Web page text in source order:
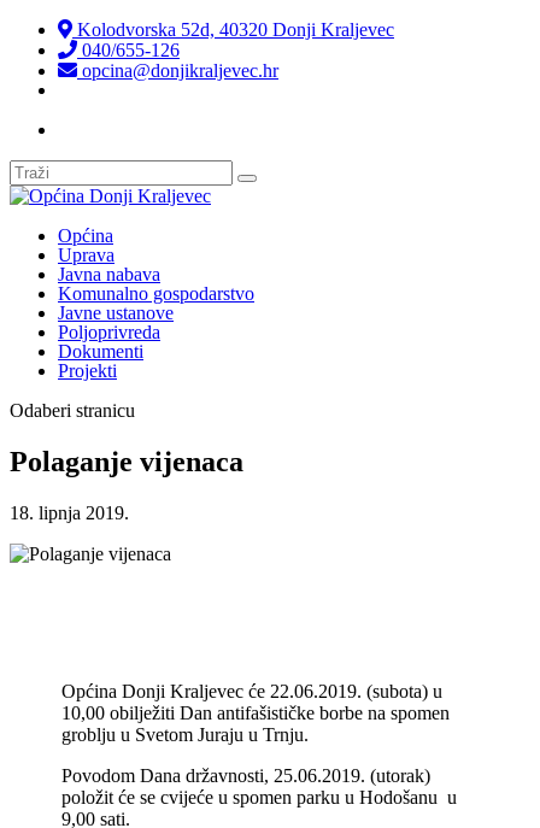
Kolodvorska 52d, 40320 Donji Kraljevec
040/655-126
opcina@donjikraljevec.hr
Općina
Uprava
Javna nabava
Komunalno gospodarstvo
Javne ustanove
Poljoprivreda
Dokumenti
Projekti
Odaberi stranicu
Polaganje vijenaca
18. lipnja 2019.
Općina Donji Kraljevec će 22.06.2019. (subota) u
10,00 obilježiti Dan antifašističke borbe na spomen
groblju u Svetom Juraju u Trnju.
Povodom Dana državnosti, 25.06.2019. (utorak)
položit će se cvijeće u spomen parku u Hodošanu u
9,00 sati.